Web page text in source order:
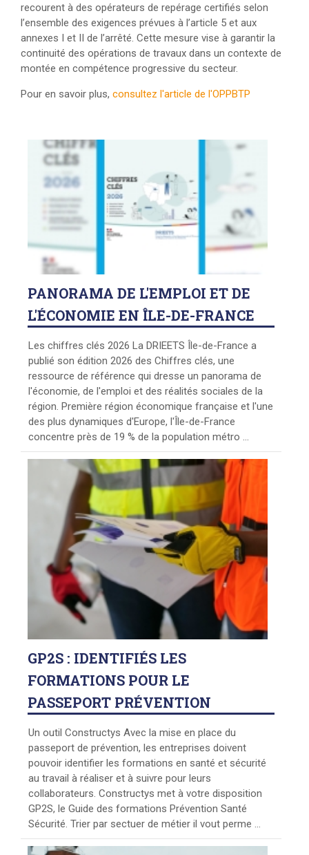
recourent à des opérateurs de repérage certifiés selon
l’ensemble des exigences prévues à l’article 5 et aux
annexes I et II de l’arrêté. Cette mesure vise à garantir la
continuité des opérations de travaux dans un contexte de
montée en compétence progressive du secteur.
Pour en savoir plus, consultez l'article de l'OPPBTP
PANORAMA DE L'EMPLOI ET DE
L'ÉCONOMIE EN ÎLE-DE-FRANCE
Les chiffres clés 2026 La DRIEETS Île-de-France a
publié son édition 2026 des Chiffres clés, une
ressource de référence qui dresse un panorama de
l'économie, de l'emploi et des réalités sociales de la
région. Première région économique française et l'une
des plus dynamiques d'Europe, l'Île-de-France
concentre près de 19 % de la population métro ...
GP2S : IDENTIFIÉS LES
FORMATIONS POUR LE
PASSEPORT PRÉVENTION
Un outil Constructys Avec la mise en place du
passeport de prévention, les entreprises doivent
pouvoir identifier les formations en santé et sécurité
au travail à réaliser et à suivre pour leurs
collaborateurs. Constructys met à votre disposition
GP2S, le Guide des formations Prévention Santé
Sécurité. Trier par sectuer de métier il vout perme ...